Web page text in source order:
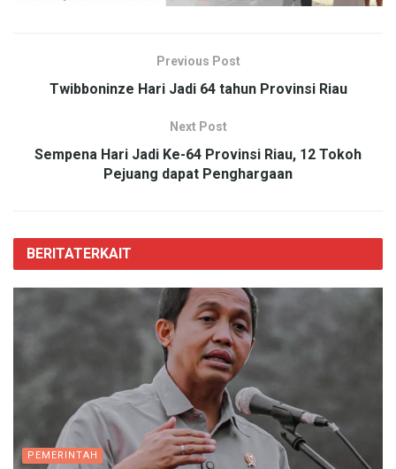
Previous Post
Twibboninze Hari Jadi 64 tahun Provinsi Riau
Next Post
Sempena Hari Jadi Ke-64 Provinsi Riau, 12 Tokoh
Pejuang dapat Penghargaan
BERITATERKAIT
PEMERINTAH